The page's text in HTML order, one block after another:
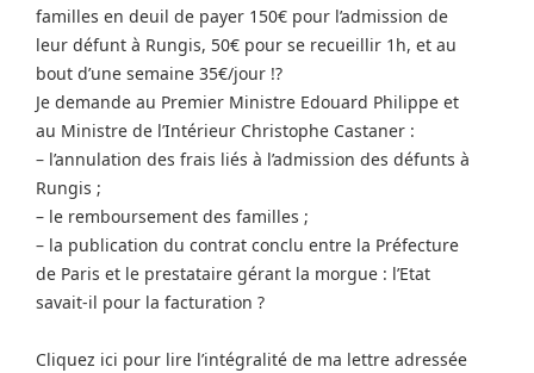
familles en deuil de payer 150€ pour l’admission de
leur défunt à Rungis, 50€ pour se recueillir 1h, et au
bout d’une semaine 35€/jour !?
Je demande au Premier Ministre Edouard Philippe et
au Ministre de l’Intérieur Christophe Castaner :
– l’annulation des frais liés à l’admission des défunts à
Rungis ;
– le remboursement des familles ;
– la publication du contrat conclu entre la Préfecture
de Paris et le prestataire gérant la morgue : l’Etat
savait-il pour la facturation ?
Cliquez ici pour lire l’intégralité de ma lettre adressée